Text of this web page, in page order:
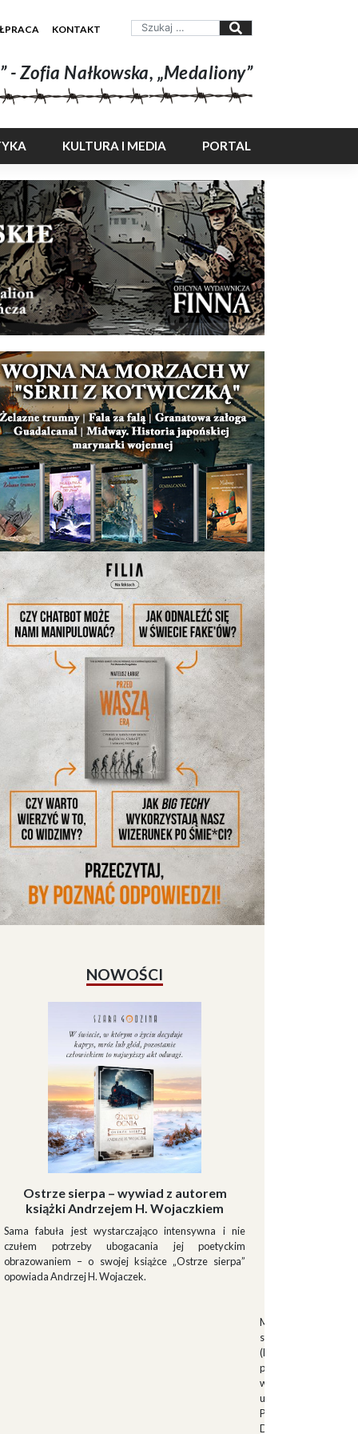
KONTAKT
Zofia Nałkowska, „Medaliony”
KULTURA I MEDIA PORTAL
NOWOŚCI
Ostrze sierpa – wywiad z autorem
książki Andrzejem H. Wojaczkiem
Sama fabuła jest wystarczająco intensywna i nie
czułem potrzeby ubogacania jej poetyckim
obrazowaniem – o swojej książce „Ostrze sierpa”
opowiada Andrzej H. Wojaczek.
Muszkieterowie
stanowili elitarną
(Milizia Volontaria
pełniącą rolę
w latach 1923-
uroczystościach
Palazzo Venezia w
Duce.